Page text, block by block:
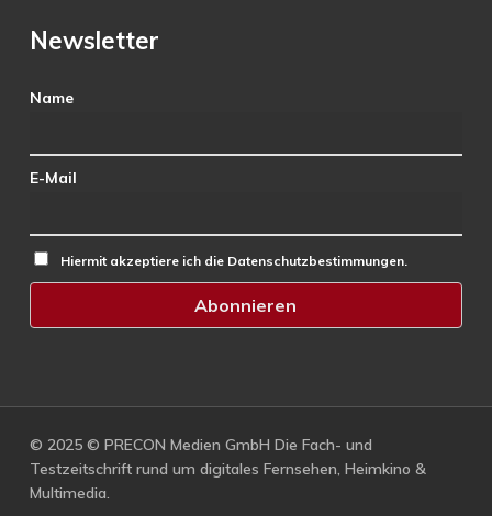
Newsletter
Name
E-Mail
Hiermit akzeptiere ich die Datenschutzbestimmungen.
© 2025 © PRECON Medien GmbH Die Fach- und
Testzeitschrift rund um digitales Fernsehen, Heimkino &
Multimedia.